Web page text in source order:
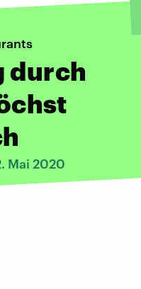
durch
Mai 2020